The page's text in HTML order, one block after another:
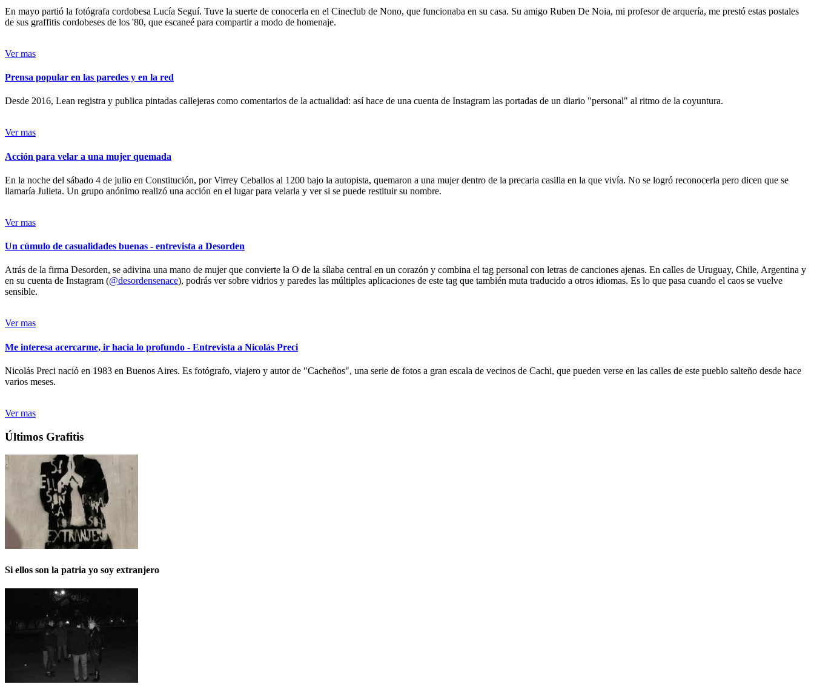
En mayo partió la fotógrafa cordobesa Lucía Seguí. Tuve la suerte de conocerla en el Cineclub de Nono, que funcionaba en su casa. Su amigo Ruben De Noia, mi profesor de arquería, me prestó estas postales
de sus graffitis cordobeses de los '80, que escaneé para compartir a modo de homenaje.
Ver mas
Prensa popular en las paredes y en la red
Desde 2016, Lean registra y publica pintadas callejeras como comentarios de la actualidad: así hace de una cuenta de Instagram las portadas de un diario "personal" al ritmo de la coyuntura.
Ver mas
Acción para velar a una mujer quemada
En la noche del sábado 4 de julio en Constitución, por Virrey Ceballos al 1200 bajo la autopista, quemaron a una mujer dentro de la precaria casilla en la que vivía. No se logró reconocerla pero dicen que se
llamaría Julieta. Un grupo anónimo realizó una acción en el lugar para velarla y ver si se puede restituir su nombre.
Ver mas
Un cúmulo de casualidades buenas - entrevista a Desorden
Atrás de la firma Desorden, se adivina una mano de mujer que convierte la O de la sílaba central en un corazón y combina el tag personal con letras de canciones ajenas. En calles de Uruguay, Chile, Argentina y
en su cuenta de Instagram (@desordensenace), podrás ver sobre vidrios y paredes las múltiples aplicaciones de este tag que también muta traducido a otros idiomas. Es lo que pasa cuando el caos se vuelve
sensible.
Ver mas
Me interesa acercarme, ir hacia lo profundo - Entrevista a Nicolás Preci
Nicolás Preci nació en 1983 en Buenos Aires. Es fotógrafo, viajero y autor de "Cacheños", una serie de fotos a gran escala de vecinos de Cachi, que pueden verse en las calles de este pueblo salteño desde hace
varios meses.
Ver mas
Últimos Grafitis
Si ellos son la patria yo soy extranjero